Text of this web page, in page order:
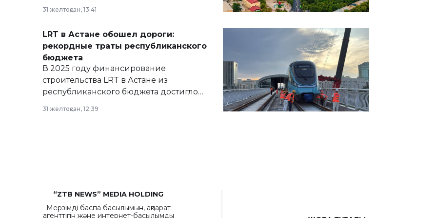
сайте маслихат города.
31 желтоқсан, 13:41
LRT в Астане обошел дороги:
рекордные траты республиканского
бюджета
В 2025 году финансирование
строительства LRT в Астане из
республиканского бюджета достигло
31 желтоқсан, 12:39
“ZTB NEWS” MEDIA HOLDING
Мерзімді баспа басылымын, ақпарат
агенттігін және интернет-басылымды